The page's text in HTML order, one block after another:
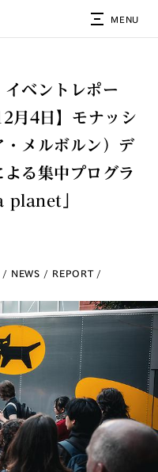
MENU
イベントレポー
月4日】モナッシ
・メルボルン）デ
る集中プログラ
planet」
NEWS REPORT